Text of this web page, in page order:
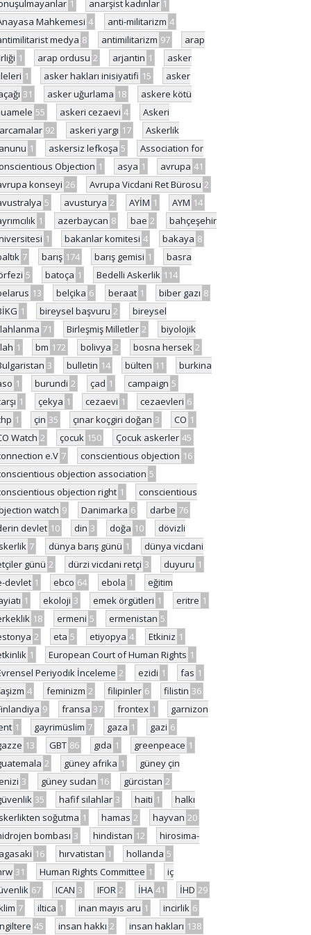
1 anarşist kadınlar 1
Mahkemesi 4 anti-militarizm 4
medya 8 antimilitarizm 97
arap
1 arap ordusu 2 arjantin 1
asker
1 asker hakları inisiyatifi 15
asker
31 asker uğurlama 18
askere kötü
55 askeri cezaevi 4
Askeri
92 askeri yargı 17
Askerlik
1 askersiz lefkoşa 5
Association for
Objection 1 asya 1 avrupa 41
konseyi 26 Avrupa Vicdani Ret Bürosu 2
5 avusturya 2 AYİM 1 AYM 14
1 azerbaycan 8 bae 2
bahçeşehir
1 bakanlar komitesi 4 bakaya 8
7 barış 174 barış gemisi 1
basra
5 batoça 1 Bedelli Askerlik 114
13 belçika 6 beraat 1 biber gazı 8
1 bireysel başvuru 2
bireysel
71 Birleşmiş Milletler 2
biyolojik
1 bm 172 bolivya 2 bosna hersek 2
3 bulletin 14 bülten 11
burkina
1 burundi 2 çad 1 campaign 5
1 çekya 1 cezaevi 1 cezaevleri 6
1 çin 35 çınar koçgiri doğan 3 CO 1
Watch 2 çocuk 150 Çocuk askerler 45
e.V 7 conscientious objection 16
objection association 5
objection right 1
conscientious
watch 9 Danimarka 6 darbe 76
devlet 10 din 3 doğa 10
dövizli
7 dünya barış günü 1
dünya vicdani
günü 2 dürzi vicdani retçi 3 duyuru 1
devlet 1 ebco 64 ebola 1
eğitim
1 ekoloji 3 emek örgütleri 1 eritre 1
18 ermeni 5 ermenistan 5
2 eta 5 etiyopya 4 Etkiniz 1
1 European Court of Human Rights 1
Periyodik İnceleme 2 ezidi 1 fas 1
4 feminizm 2 filipinler 6 filistin 36
9 fransa 37 frontex 1
garnizon
1 gayrimüslim 7 gaza 1 gazi 6
13 GBT 86 gıda 1 greenpeace 1
2 güney afrika 1
güney çin
3 güney sudan 16 gürcistan 2
35 hafif silahlar 3 haiti 1
halkı
soğutma 1 hamas 2 hayvan 20
bombası 3 hindistan 12
hirosima-
16 hırvatistan 1 hollanda 5
31 Human Rights Committee 1
iç
67 ICAN 3 IFOR 2 İHA 41 İHD 29
7 iltica 1 inan mayıs aru 1 incirlik 6
45 insan hakkı 2 insan hakları 138